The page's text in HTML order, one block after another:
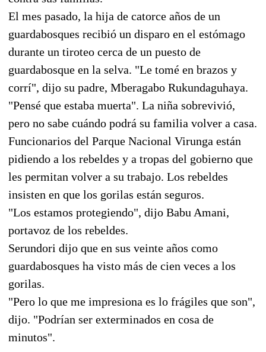
El mes pasado, la hija de catorce años de un
guardabosques recibió un disparo en el estómago
durante un tiroteo cerca de un puesto de
guardabosque en la selva. "Le tomé en brazos y
corrí", dijo su padre, Mberagabo Rukundaguhaya.
"Pensé que estaba muerta". La niña sobrevivió,
pero no sabe cuándo podrá su familia volver a casa.
Funcionarios del Parque Nacional Virunga están
pidiendo a los rebeldes y a tropas del gobierno que
les permitan volver a su trabajo. Los rebeldes
insisten en que los gorilas están seguros.
"Los estamos protegiendo", dijo Babu Amani,
portavoz de los rebeldes.
Serundori dijo que en sus veinte años como
guardabosques ha visto más de cien veces a los
gorilas.
"Pero lo que me impresiona es lo frágiles que son",
dijo. "Podrían ser exterminados en cosa de
minutos".